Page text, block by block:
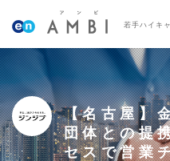
若手ハイキ
【名古屋】
団体との提
セスで営業